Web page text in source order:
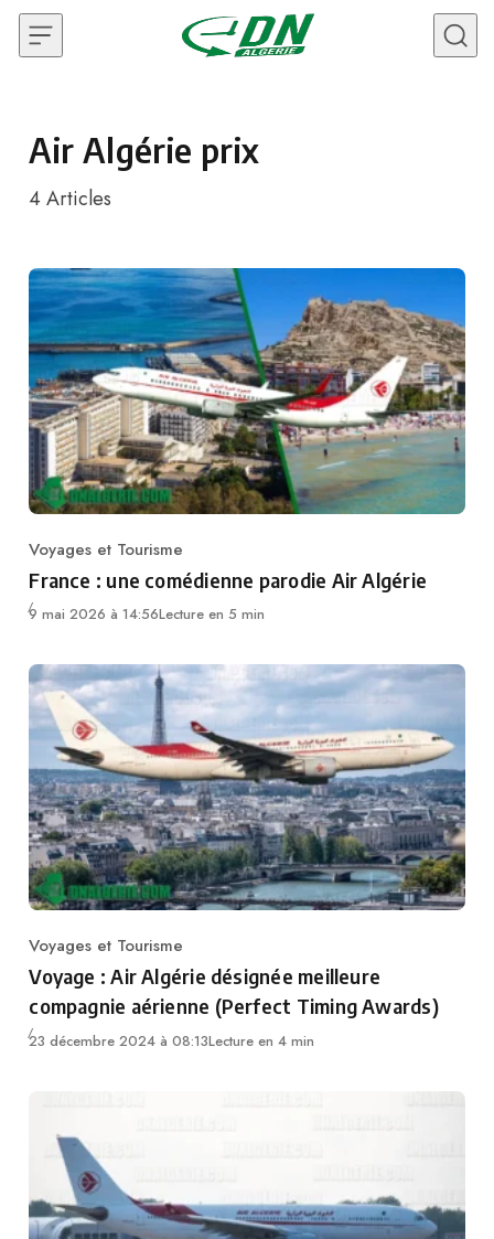
Skip to content
Air Algérie prix
4 Articles
Category
Voyages et Tourisme
France : une comédienne parodie Air Algérie
9 mai 2026 à 14:56Lecture en 5 min
Category
Voyages et Tourisme
Voyage : Air Algérie désignée meilleure
compagnie aérienne (Perfect Timing Awards)
23 décembre 2024 à 08:13Lecture en 4 min